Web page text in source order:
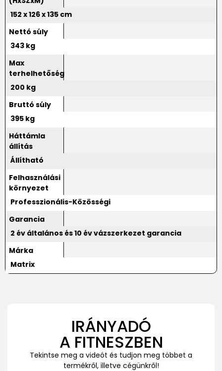
152 x 126 x 135 cm
Nettó súly
343 kg
Max
terhelhetőség
200 kg
Bruttó súly
395 kg
Háttámla
állítás
Állítható
Felhasználási
környezet
Professzionális-Közösségi
Garancia
2 év általános és 10 év vázszerkezet garancia
Márka
Matrix
IRÁNYADÓ
A FITNESZBEN
Tekintse meg a videót és tudjon meg többet a
termékről, illetve cégünkről!